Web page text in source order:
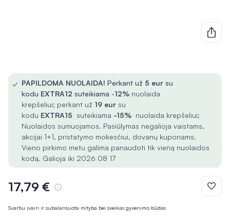
Svarbu įvairi ir subalansuota mityba bei sveikas gyvenimo būdas
✓ PAPILDOMA NUOLAIDA! Perkant už 5 eur su
kodu EXTRA12 suteikiama -12% nuolaida
krepšeliui; perkant už 19 eur su
kodu EXTRA15 suteikiama -15% nuolaida krepšeliui;
Nuolaidos sumuojamos. Pasiūlymas negalioja vaistams,
akcijai 1+1, pristatymo mokesčiui, dovanų kuponams.
Vieno pirkimo metu galima panaudoti tik vieną nuolaidos
kodą. Galioja iki 2026 08 17
17,79 €